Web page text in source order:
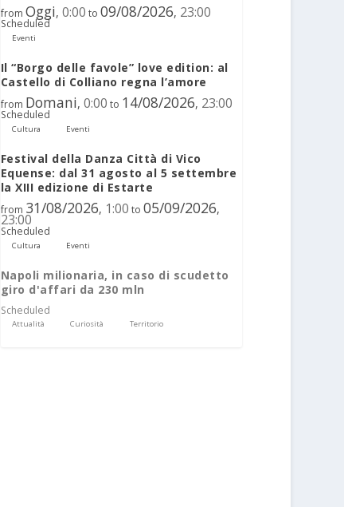
from Oggi, 0:00 to 09/08/2026, 23:00
Scheduled
Eventi
Il “Borgo delle favole” love edition: al
Castello di Colliano regna l’amore
from Domani, 0:00 to 14/08/2026, 23:00
Scheduled
Cultura Eventi
Festival della Danza Città di Vico
Equense: dal 31 agosto al 5 settembre
la XIII edizione di Estarte
from 31/08/2026, 1:00 to 05/09/2026,
23:00
Scheduled
Cultura Eventi
Napoli milionaria, in caso di scudetto
giro d'affari da 230 mln
Scheduled
Attualità Curiosità Territorio